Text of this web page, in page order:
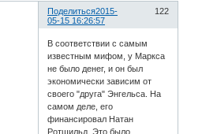
Поделиться 122
2015-
05-15 16:26:57
В соответствии с самым
известным мифом, у Маркса
не было денег, и он был
экономически зависим от
своего "друга" Энгельса. На
самом деле, его
финансировал Натан
Ротшильд. Это было